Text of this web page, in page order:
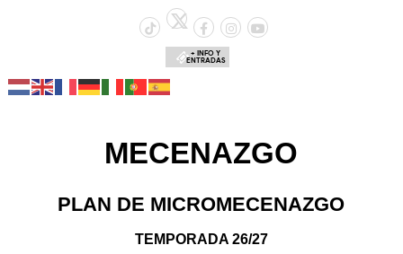
+ INFO Y
ENTRADAS
MECENAZGO
PLAN DE MICROMECENAZGO
TEMPORADA 26/27